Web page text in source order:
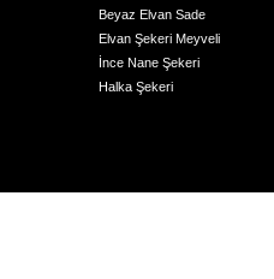
Beyaz Elvan Sade
Elvan Şekeri Meyveli
İnce Nane Şekeri
Halka Şekeri